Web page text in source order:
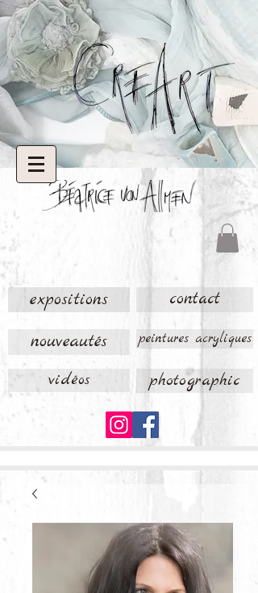
expositions contact
nouveautés peintures acryliques
vidéos photographic